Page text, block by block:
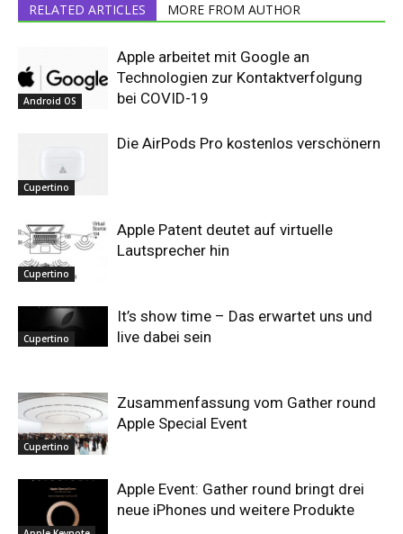
RELATED ARTICLES MORE FROM AUTHOR
Android OS
Apple arbeitet mit Google an
Technologien zur Kontaktverfolgung
bei COVID-19
Cupertino
Die AirPods Pro kostenlos verschönern
Cupertino
Apple Patent deutet auf virtuelle
Lautsprecher hin
Cupertino
It’s show time – Das erwartet uns und
live dabei sein
Cupertino
Zusammenfassung vom Gather round
Apple Special Event
Apple Event: Gather round bringt drei
neue iPhones und weitere Produkte